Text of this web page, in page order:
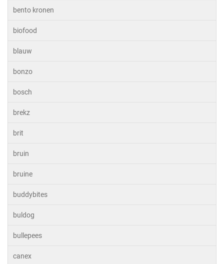
bento kronen
biofood
blauw
bonzo
bosch
brekz
brit
bruin
bruine
buddybites
buldog
bullepees
canex